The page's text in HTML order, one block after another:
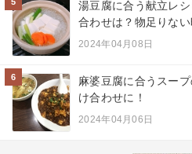
湯豆腐に合う献立レ
合わせは？物足りない
2024年04月08日
6
麻婆豆腐に合うスー
け合わせに！
2024年04月06日